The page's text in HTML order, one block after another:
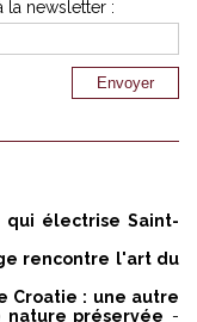
la newsletter :
qui électrise Saint-
rencontre l'art du
Croatie : une autre
préservée -